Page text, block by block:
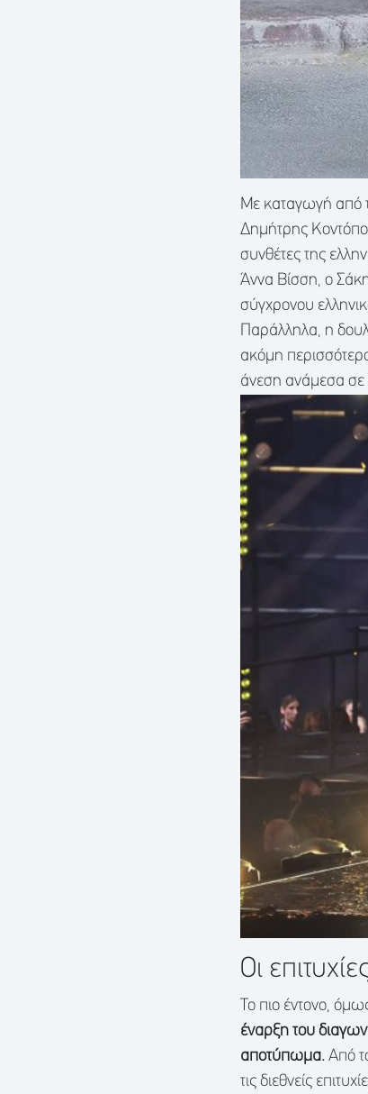
Με καταγωγή από
Δημήτρης
συνθέτες της
Άννα Βίσση, ο
σύγχρονου
Παράλληλα, η
ακόμη
άνεση ανάμεσα σε
Οι
Το πιο έντονο,
έναρξη του
αποτύπωμα. Από
τις διεθνείς